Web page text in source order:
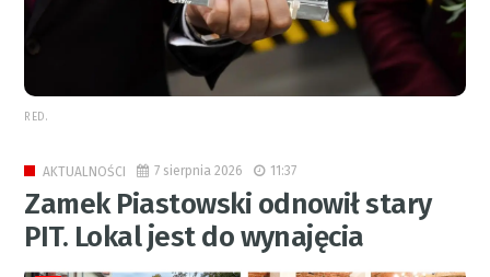
RED.
AKTUALNOŚCI 7 sierpnia 2026 11:37
Zamek Piastowski odnowił stary
PIT. Lokal jest do wynajęcia